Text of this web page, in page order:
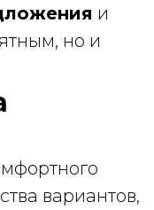
и
но и
вариантов,